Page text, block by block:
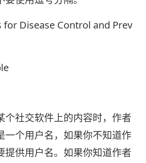
for Disease Control and Prev
个社交软件上的内容时，作者
一个用户名，如果你不知道作
提供用户名。如果你知道作者